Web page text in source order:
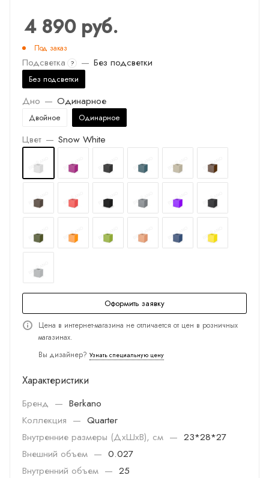
4 890руб.
Под заказ
Подсветка ? — Без подсветки
Без подсветки
Дно — Одинарное
Двойное Одинарное
Цвет — Snow White
Оформить заявку
Цена в интернет-магазина не отличается от цен в розничных
магазинах.
Вы дизайнер? Узнать специальную цену
Характеристики
Бренд — Berkano
Коллекция — Quarter
Внутренние размеры (ДхШхВ), см — 23*28*27
Внешний объем — 0.027
Внутренний объем — 25